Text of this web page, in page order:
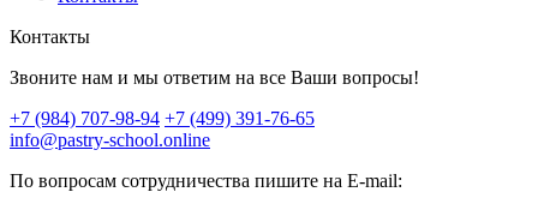
Контакты
Звоните нам и мы ответим на все Ваши вопросы!
+7 (984) 707-98-94 +7 (499) 391-76-65
info@pastry-school.online
По вопросам сотрудничества пишите на E-mail: